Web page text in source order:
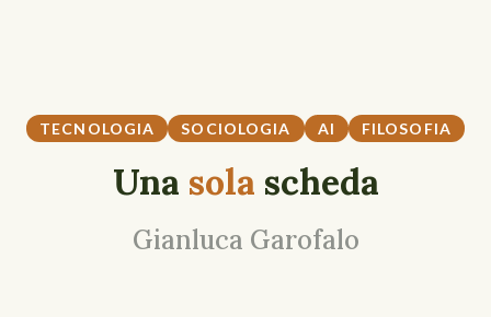
TECNOLOGIA SOCIOLOGIA AI FILOSOFIA
Una sola scheda
Gianluca Garofalo